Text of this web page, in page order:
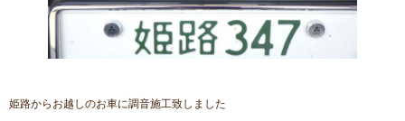
姫路からお越しのお車に調音施工致しました